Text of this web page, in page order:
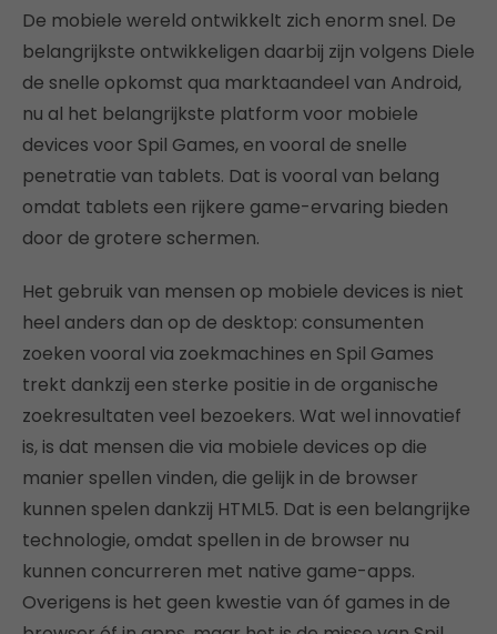
De mobiele wereld ontwikkelt zich enorm snel. De
belangrijkste ontwikkeligen daarbij zijn volgens Diele
de snelle opkomst qua marktaandeel van Android,
nu al het belangrijkste platform voor mobiele
devices voor Spil Games, en vooral de snelle
penetratie van tablets. Dat is vooral van belang
omdat tablets een rijkere game-ervaring bieden
door de grotere schermen.
Het gebruik van mensen op mobiele devices is niet
heel anders dan op de desktop: consumenten
zoeken vooral via zoekmachines en Spil Games
trekt dankzij een sterke positie in de organische
zoekresultaten veel bezoekers. Wat wel innovatief
is, is dat mensen die via mobiele devices op die
manier spellen vinden, die gelijk in de browser
kunnen spelen dankzij HTML5. Dat is een belangrijke
technologie, omdat spellen in de browser nu
kunnen concurreren met native game-apps.
Overigens is het geen kwestie van óf games in de